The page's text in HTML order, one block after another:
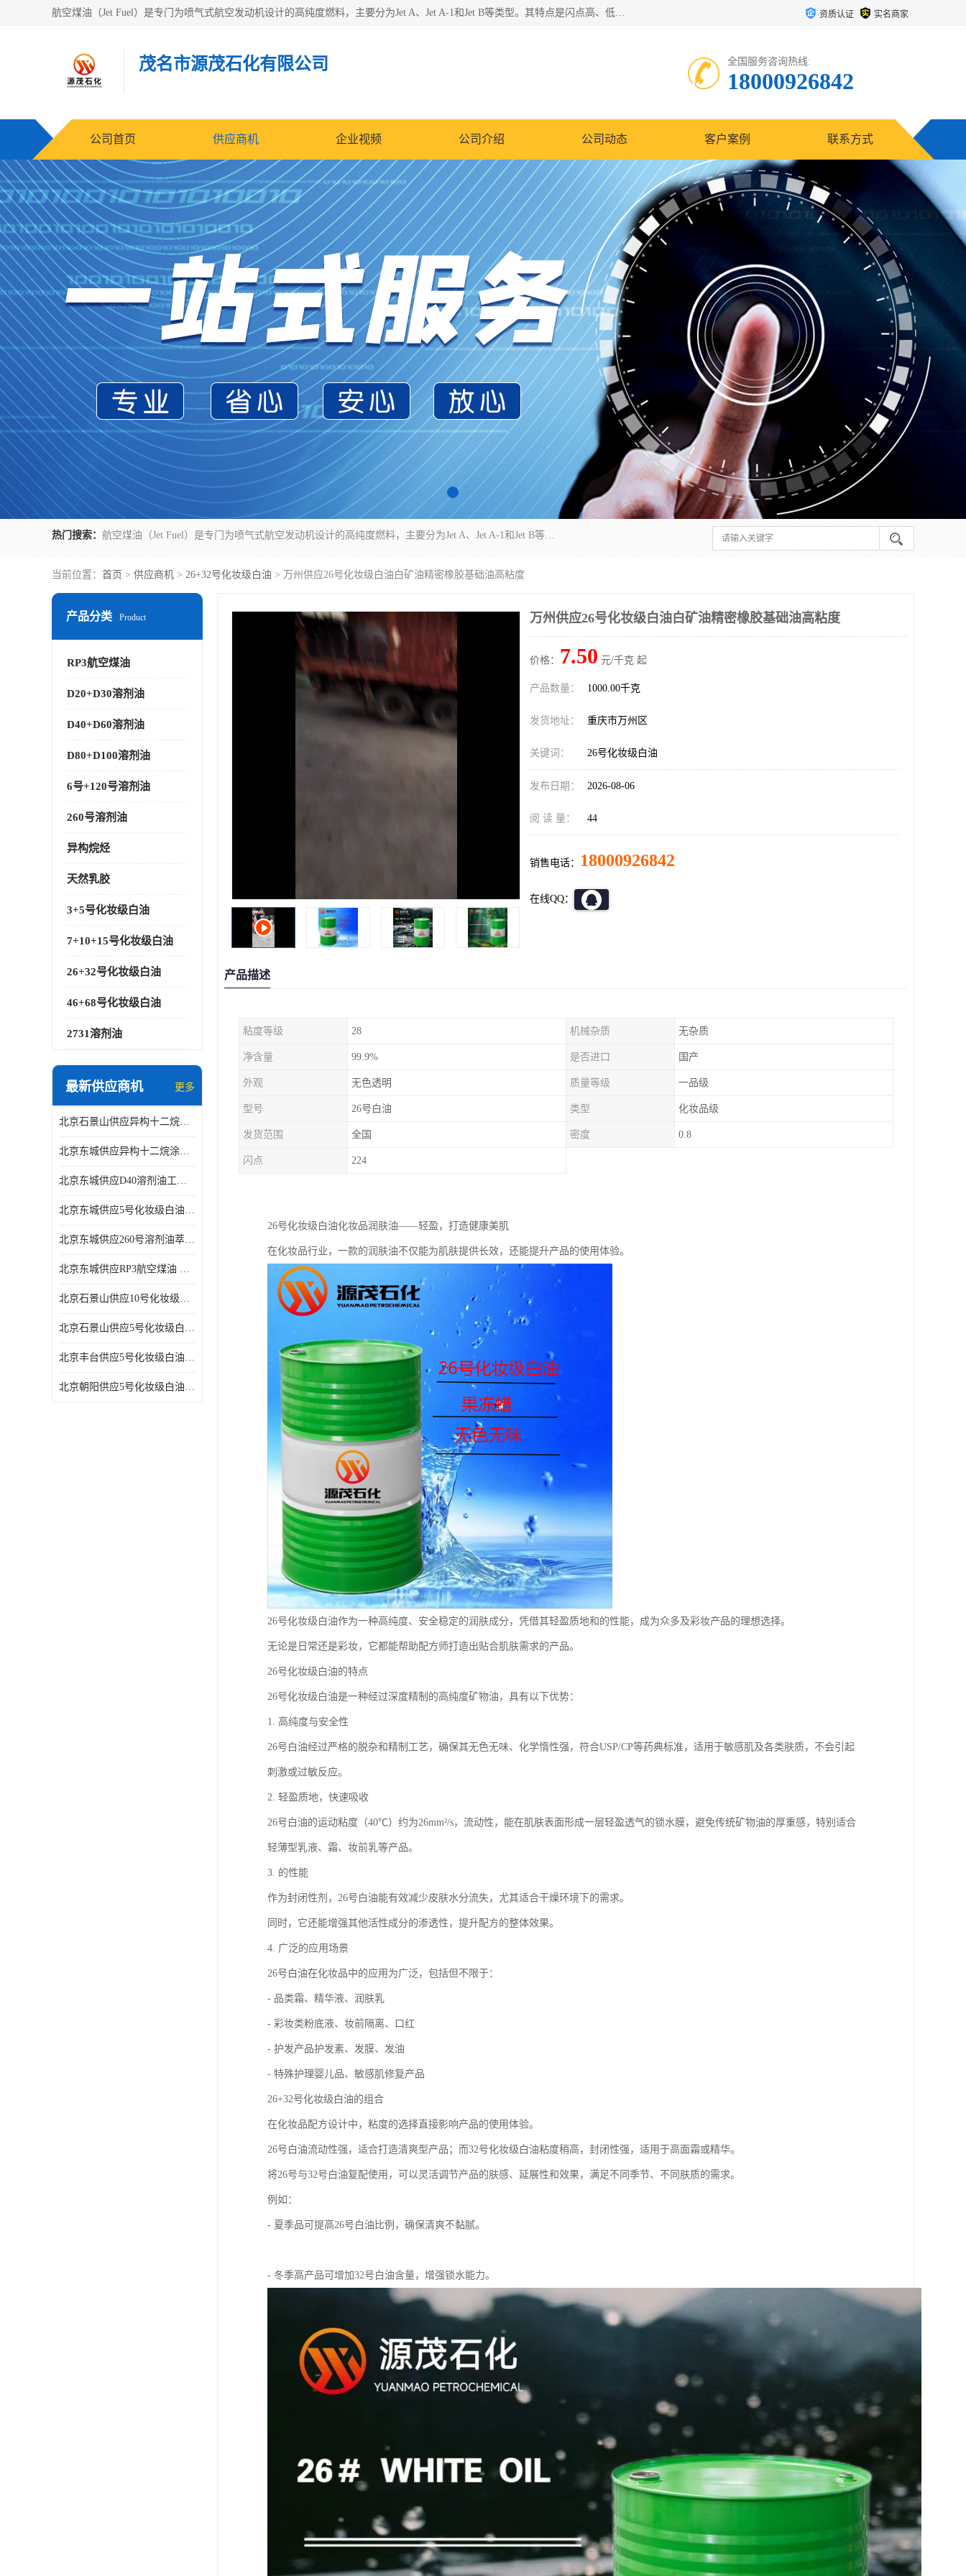
航空煤油（Jet Fuel）是专门为喷气式航空发动机设计的高纯度燃料，主要分为Jet A、Jet A-1和Jet B等类型。其特点是闪点高、低温流动性好，并添加了抗静电剂和抗氧化剂以确保飞行安全。航空煤油需 资质认证 实名商家
茂名市源茂石化有限公司 全国服务咨询热线:
18000926842
公司首页 供应商机 企业视频 公司介绍 公司动态 客户案例 联系方式
热门搜索： 航空煤油（Jet Fuel）是专门为喷气式航空发动机设计的高纯度燃料，主要分为Jet A、Jet A-1和Jet B等类型。其特点是闪点高、低温流动性好，并添加了抗静电剂和抗氧化剂以确保飞行安全。航空煤油需
当前位置： 首页 > 供应商机 > 26+32号化妆级白油 > 万州供应26号化妆级白油白矿油精密橡胶基础油高粘度
产品分类 Product
RP3航空煤油
D20+D30溶剂油
D40+D60溶剂油
D80+D100溶剂油
6号+120号溶剂油
260号溶剂油
异构烷烃
天然乳胶
3+5号化妆级白油
7+10+15号化妆级白油
26+32号化妆级白油
46+68号化妆级白油
2731溶剂油
最新供应商机 更多
北京石景山供应异构十二烷香精助剂
北京东城供应异构十二烷涂料胶粘油墨稀释剂
北京东城供应D40溶剂油工业金属清洗
北京东城供应5号化妆级白油钻井液润滑剂
北京东城供应260号溶剂油萃取溶剂油金属萃取剂
北京东城供应RP3航空煤油 高含量国标工业级航空煤油燃料油 无色透明
北京石景山供应10号化妆级白油高精密机械润滑油
北京石景山供应5号化妆级白油缝纫机油 设备润滑油
北京丰台供应5号化妆级白油纤维与织物柔软光亮
北京朝阳供应5号化妆级白油纺织时的润滑剂
万州供应26号化妆级白油白矿油精密橡胶基础油高粘度
价格： 7.50 元/千克 起
产品数量： 1000.00千克
发货地址： 重庆市万州区
关键词： 26号化妆级白油
发布日期： 2026-08-06
阅 读 量： 44
销售电话： 18000926842
在线QQ：
产品描述
粘度等级 28 机械杂质 无杂质
净含量 99.9% 是否进口 国产
外观 无色透明 质量等级 一品级
型号 26号白油 类型 化妆品级
发货范围 全国 密度 0.8
闪点 224
26号化妆级白油化妆品润肤油——轻盈，打造健康美肌
在化妆品行业，一款的润肤油不仅能为肌肤提供长效，还能提升产品的使用体验。
26号化妆级白油作为一种高纯度、安全稳定的润肤成分，凭借其轻盈质地和的性能，成为众多及彩妆产品的理想选择。
无论是日常还是彩妆，它都能帮助配方师打造出贴合肌肤需求的产品。
26号化妆级白油的特点
26号化妆级白油是一种经过深度精制的高纯度矿物油，具有以下优势：
1. 高纯度与安全性
26号白油经过严格的脱杂和精制工艺，确保其无色无味、化学惰性强，符合USP/CP等药典标准，适用于敏感肌及各类肤质，不会引起
刺激或过敏反应。
2. 轻盈质地，快速吸收
26号白油的运动粘度（40℃）约为26mm²/s，流动性，能在肌肤表面形成一层轻盈透气的锁水膜，避免传统矿物油的厚重感，特别适合
轻薄型乳液、霜、妆前乳等产品。
3. 的性能
作为封闭性剂，26号白油能有效减少皮肤水分流失，尤其适合干燥环境下的需求。
同时，它还能增强其他活性成分的渗透性，提升配方的整体效果。
4. 广泛的应用场景
26号白油在化妆品中的应用为广泛，包括但不限于：
- 品类霜、精华液、润肤乳
- 彩妆类粉底液、妆前隔离、口红
- 护发产品护发素、发膜、发油
- 特殊护理婴儿品、敏感肌修复产品
26+32号化妆级白油的组合
在化妆品配方设计中，粘度的选择直接影响产品的使用体验。
26号白油流动性强，适合打造清爽型产品；而32号化妆级白油粘度稍高，封闭性强，适用于高面霜或精华。
将26号与32号白油复配使用，可以灵活调节产品的肤感、延展性和效果，满足不同季节、不同肤质的需求。
例如：
- 夏季品可提高26号白油比例，确保清爽不黏腻。
- 冬季高产品可增加32号白油含量，增强锁水能力。